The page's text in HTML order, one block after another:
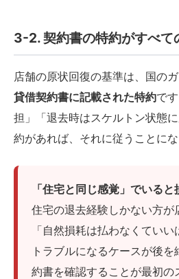
3-2. 契約書の特約がすべて
店舗の原状回復の基準は、国の
貸借契約書に記載された特約で
担」「退去時はスケルトン状態
約があれば、それに従うことにな
「住宅と同じ感覚」でいると
住宅の退去経験しかない方が
「自然損耗は払わなくてい
トラブルになるケースが後
約書を確認することが最初の